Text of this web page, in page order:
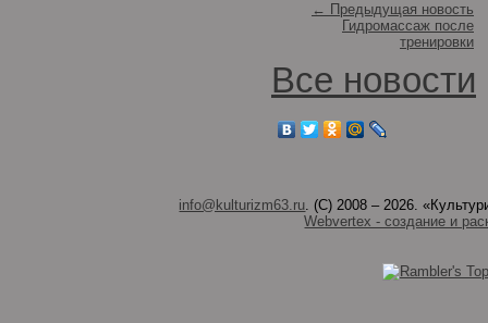
← Предыдущая новость
Гидромассаж после
тренировки
Все новости
info@kulturizm63.ru. (C) 2008 – 2026.
Webvertex - создание и